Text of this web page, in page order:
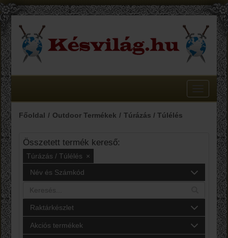
Toggle
Főoldal
Outdoor Termékek Túrázás / Túlélés
Összetett termék kereső:
Túrázás / Túlélés ×
Név és Számkód
Raktárkészlet
Akciós termékek